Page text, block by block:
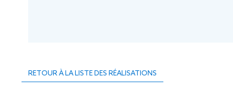
RETOUR À LA LISTE DES RÉALISATIONS